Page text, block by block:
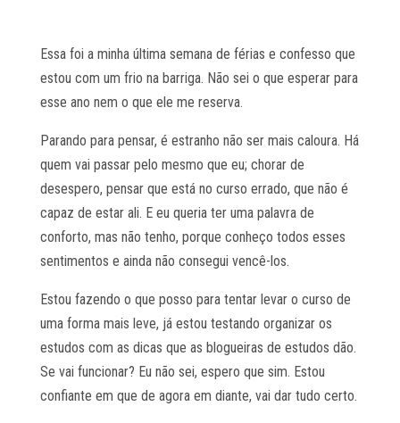
Essa foi a minha última semana de férias e confesso que
estou com um frio na barriga. Não sei o que esperar para
esse ano nem o que ele me reserva.
Parando para pensar, é estranho não ser mais caloura. Há
quem vai passar pelo mesmo que eu; chorar de
desespero, pensar que está no curso errado, que não é
capaz de estar ali. E eu queria ter uma palavra de
conforto, mas não tenho, porque conheço todos esses
sentimentos e ainda não consegui vencê-los.
Estou fazendo o que posso para tentar levar o curso de
uma forma mais leve, já estou testando organizar os
estudos com as dicas que as blogueiras de estudos dão.
Se vai funcionar? Eu não sei, espero que sim. Estou
confiante em que de agora em diante, vai dar tudo certo.